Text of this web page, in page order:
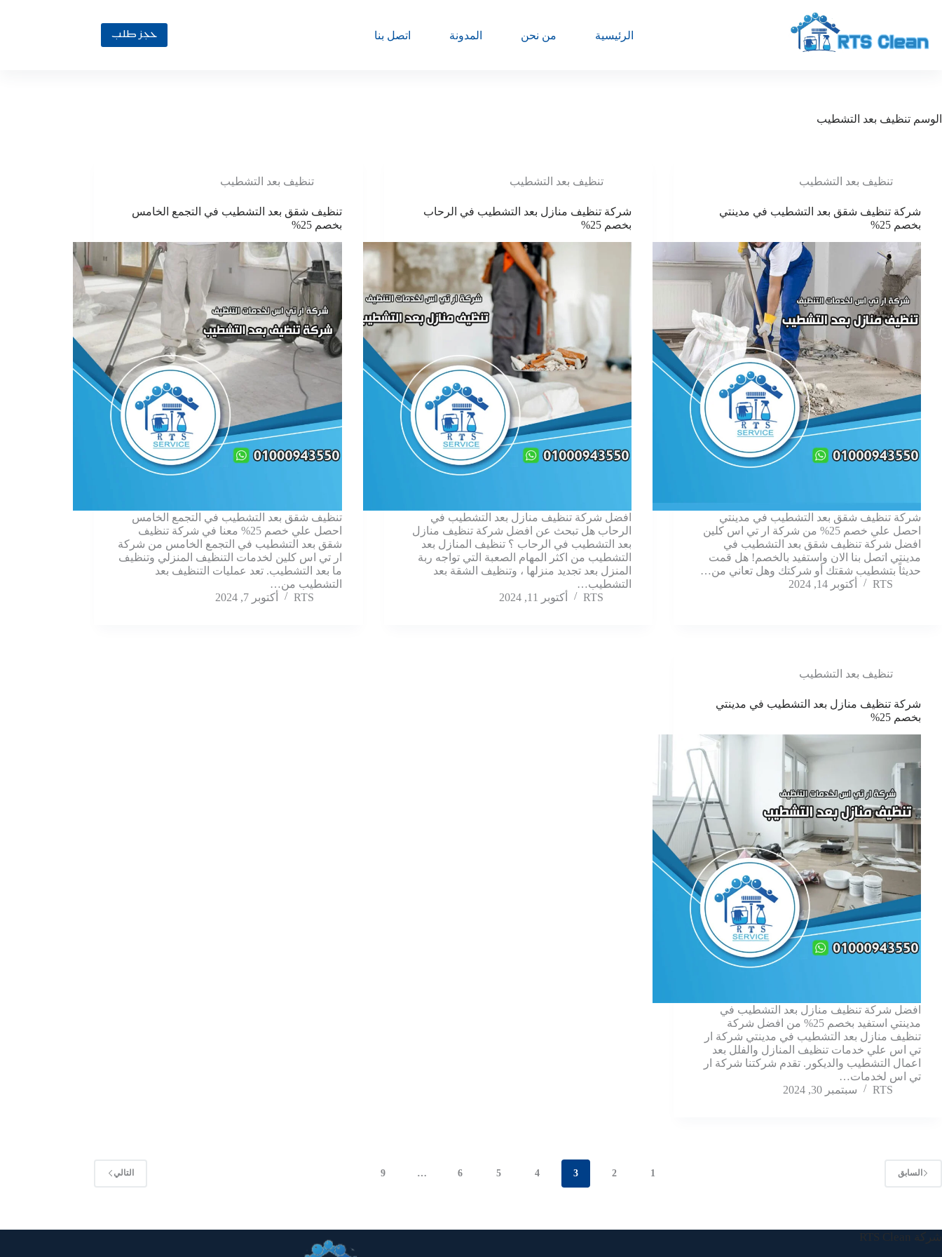
الرئيسية من نحن المدونة اتصل بنا حجز طلب
الوسم تنظيف بعد التشطيب
تنظيف بعد التشطيب
شركة تنظيف شقق بعد التشطيب في مدينتي
بخصم 25%
شركة تنظيف شقق بعد التشطيب في مدينتي
احصل علي خصم 25% من شركة ار تي اس كلين
افضل شركة تنظيف شقق بعد التشطيب في
مدينتي اتصل بنا الان واستفيد بالخصم! هل قمت
حديثاً بتشطيب شقتك أو شركتك وهل تعاني من…
RTS
أكتوبر 14, 2024
تنظيف بعد التشطيب
شركة تنظيف منازل بعد التشطيب في الرحاب
بخصم 25%
افضل شركة تنظيف منازل بعد التشطيب في
الرحاب هل تبحث عن افضل شركة تنظيف منازل
بعد التشطيب في الرحاب ؟ تنظيف المنازل بعد
التشطيب من اكثر المهام الصعبة التي تواجه ربة
المنزل بعد تجديد منزلها ، وتنظيف الشقة بعد
التشطيب…
RTS
أكتوبر 11, 2024
تنظيف بعد التشطيب
تنظيف شقق بعد التشطيب في التجمع الخامس
بخصم 25%
تنظيف شقق بعد التشطيب في التجمع الخامس
احصل علي خصم 25% معنا في شركة تنظيف
شقق بعد التشطيب في التجمع الخامس من شركة
ار تي اس كلين لخدمات التنظيف المنزلي وتنظيف
ما بعد التشطيب. تعد عمليات التنظيف بعد
التشطيب من…
RTS
أكتوبر 7, 2024
تنظيف بعد التشطيب
شركة تنظيف منازل بعد التشطيب في مدينتي
بخصم 25%
افضل شركة تنظيف منازل بعد التشطيب في
مدينتي استفيد بخصم 25% من افضل شركة
تنظيف منازل بعد التشطيب في مدينتي شركة ار
تي اس علي خدمات تنظيف المنازل والفلل بعد
اعمال التشطيب والديكور. تقدم شركتنا شركة ار
تي اس لخدمات…
RTS
سبتمبر 30, 2024
السابق 1
2
3
4
5
6
…
9 التالي
شركة RTS Clean